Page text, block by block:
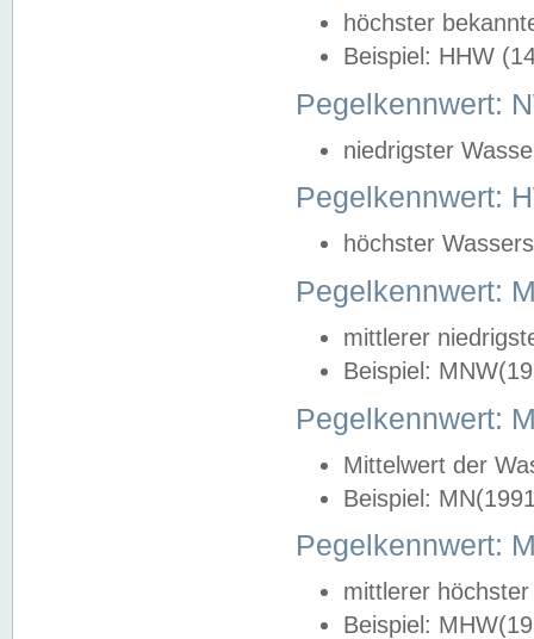
höchster
Beispiel: HHW
Pegelkennwert:
niedrigster
Pegelkennwert:
höchster
Pegelkennwert:
mittlerer
Beispiel:
Pegelkennwert:
Mittelwert der
Beispiel:
Pegelkennwert:
mittlerer
Beispiel: